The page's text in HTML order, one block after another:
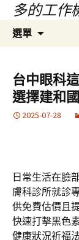
多的工作
選單
容
台中眼科
選擇建和
2025-07-28
日常生活在臉
膚科診所就診
供免費估價且
快速打擊黑色
健康狀況祈福